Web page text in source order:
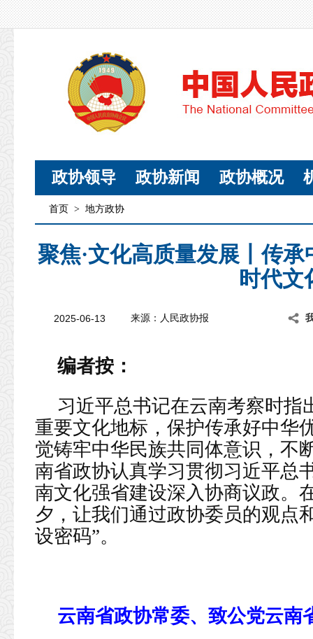
政协领导 政协新闻 政协概况
首页 > 地方政协
聚焦·文化高质量发展丨传
时代文
2025-06-13 来源：人民政协报
编者按：
习近平总书记在云南考察时指
重要文化地标，保护传承好中华
觉铸牢中华民族共同体意识，不
南省政协认真学习贯彻习近平总
南文化强省建设深入协商议政。
夕，让我们通过政协委员的观点
设密码”。
云南省政协常委、致公党云南